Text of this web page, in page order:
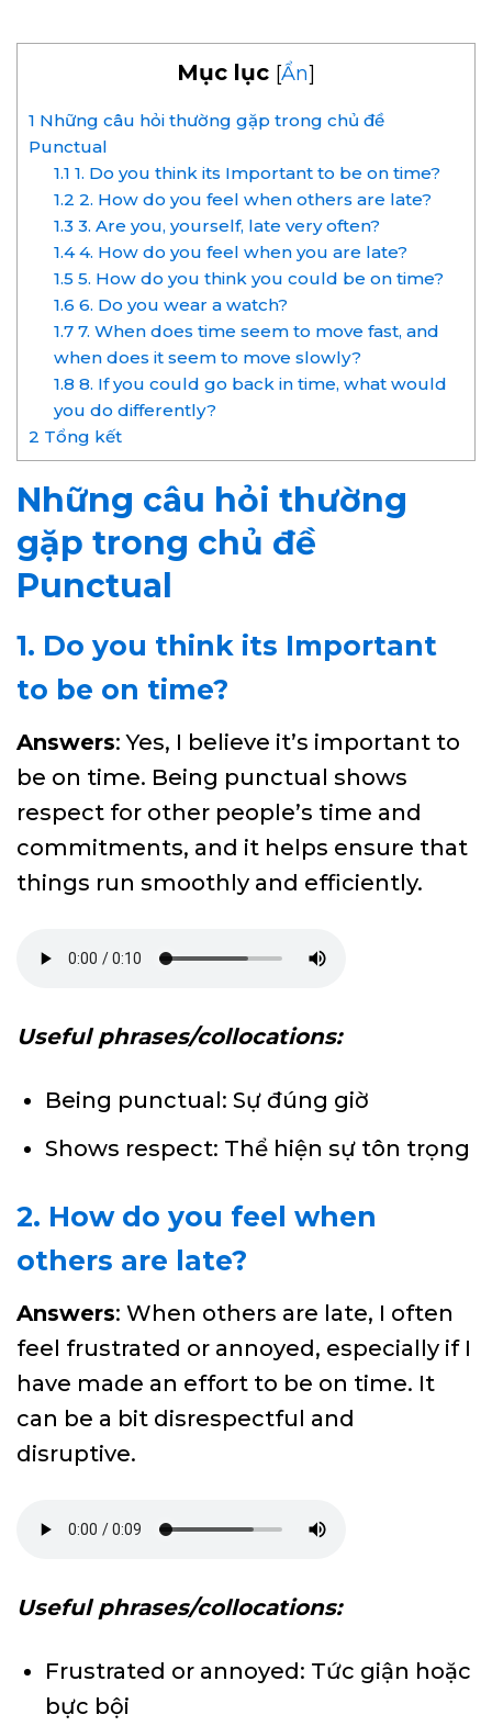
Mục lục [Ẩn]
1 Những câu hỏi thường gặp trong chủ đề
Punctual
1.1 1. Do you think its Important to be on time?
1.2 2. How do you feel when others are late?
1.3 3. Are you, yourself, late very often?
1.44. How do you feel when you are late?
1.5 5. How do you think you could be on time?
1.6 6. Do you wear a watch?
1.77. When does time seem to move fast, and
when does it seem to move slowly?
1.8 8. If you could go back in time, what would
you do differently?
2 Tổng kết
Những câu hỏi thường
gặp trong chủ đề
Punctual
1. Do you think its Important
to be on time?
Answers: Yes, I believe it’s important to
be on time. Being punctual shows
respect for other people’s time and
commitments, and it helps ensure that
things run smoothly and efficiently.
Useful phrases/collocations:
Being punctual: Sự đúng giờ
Shows respect: Thể hiện sự tôn trọng
2. How do you feel when
others are late?
Answers: When others are late, I often
feel frustrated or annoyed, especially if I
have made an effort to be on time. It
can be a bit disrespectful and
disruptive.
Useful phrases/collocations:
Frustrated or annoyed: Tức giận hoặc
bực bội